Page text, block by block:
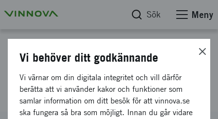
Sök Meny
Motion Display Scandinavia AB
- GAP 2016
Vi behöver ditt godkännande
Vi värnar om din digitala integritet och vill därför
berätta att vi använder kakor och funktioner som
samlar information om ditt besök för att vinnova.se
ska fungera så bra som möjligt. Innan du går vidare